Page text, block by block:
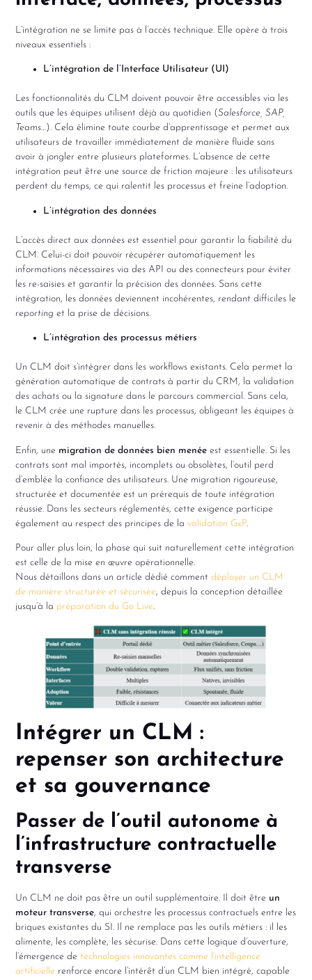
L’intégration ne se limite pas à l’accès technique. Elle opère à trois
niveaux essentiels :
L’intégration de l’Interface Utilisateur (UI)
Les fonctionnalités du CLM doivent pouvoir être accessibles via les
outils que les équipes utilisent déjà au quotidien (Salesforce, SAP,
Teams…). Cela élimine toute courbe d’apprentissage et permet aux
utilisateurs de travailler immédiatement de manière fluide sans
avoir à jongler entre plusieurs plateformes. L’absence de cette
intégration peut être une source de friction majeure : les utilisateurs
perdent du temps, ce qui ralentit les processus et freine l’adoption.
L’intégration des données
L’accès direct aux données est essentiel pour garantir la fiabilité du
CLM. Celui-ci doit pouvoir récupérer automatiquement les
informations nécessaires via des API ou des connecteurs pour éviter
les re-saisies et garantir la précision des données. Sans cette
intégration, les données deviennent incohérentes, rendant difficiles le
reportinget la prise de décisions.
L’intégration des processus métiers
Un CLM doit s’intégrer dans les workflows existants. Cela permet la
génération automatique de contrats à partir du CRM, la validation
des achats ou la signature dans le parcours commercial. Sans cela,
le CLM crée une rupture dans les processus, obligeant les équipes à
revenir à des méthodes manuelles.
Enfin, une migration de données bien menée est essentielle. Si les
contrats sont mal importés, incomplets ou obsolètes, l’outil perd
d’emblée la confiance des utilisateurs. Une migration rigoureuse,
structurée et documentée est un prérequis de toute intégration
réussie. Dans les secteurs réglementés, cette exigence participe
également au respect des principes de lavalidation GxP.
Pour aller plus loin, la phase qui suit naturellement cette intégration
est celle de la mise en œuvre opérationnelle.
Nous détaillons dans un article dédié commentdéployer un CLM
de manière structurée et sécurisée, depuis la conception détaillée
jusqu’à la préparation du Go Live.
Intégrer un CLM :
repenser son architecture
et sa gouvernance
Passer de l’outil autonome à
l’infrastructure contractuelle
transverse
Un CLM ne doit pas être un outil supplémentaire. Il doit être un
moteur transverse, qui orchestre les processus contractuels entre les
briques existantes du SI. Il ne remplace pas les outils métiers : il les
alimente, les complète, les sécurise. Dans cette logique d’ouverture,
l’émergence detechnologies innovantes comme l’intelligence
artificielle renforce encore l’intérêt d’un CLM bien intégré, capable